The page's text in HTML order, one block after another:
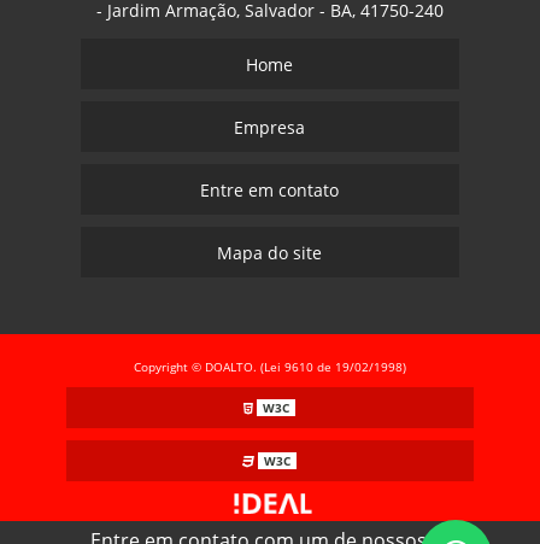
- Jardim Armação, Salvador - BA, 41750-240
Home
Empresa
Entre em contato
Mapa do site
Copyright © DOALTO. (Lei 9610 de 19/02/1998)
W3C
W3C